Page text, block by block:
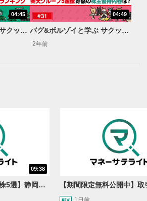
ア
リックすると、動画を再生または
動します。
の「後で見る」の再生リスト
視聴の場合は動画再生エリア右上のメニュ
で動画を共有・シェアすることがで
04:45
パグ&ボルゾイと学ぶ サクッとマーケット解説#28
04:49
パグ&ボルゾイと学ぶ サクッとマーケット解説#31
2年前
09:38
【リニア＆新幹線関連株5選】静岡県知事の承認でリニア路線工事進展！北陸新幹線も「小浜・京都ルート」再決定！関連する注目の銘柄は？＜たけぞうNEWS＞